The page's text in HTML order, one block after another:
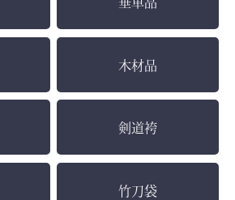
木材品
剣道袴
竹刀袋